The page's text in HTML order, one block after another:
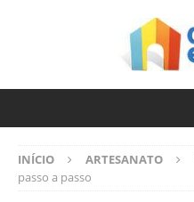
INÍCIO ARTESANATO
passo a passo